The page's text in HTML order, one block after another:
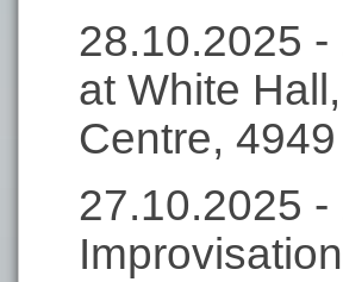
28.10.2025
at White
Centre,
27.10.2025